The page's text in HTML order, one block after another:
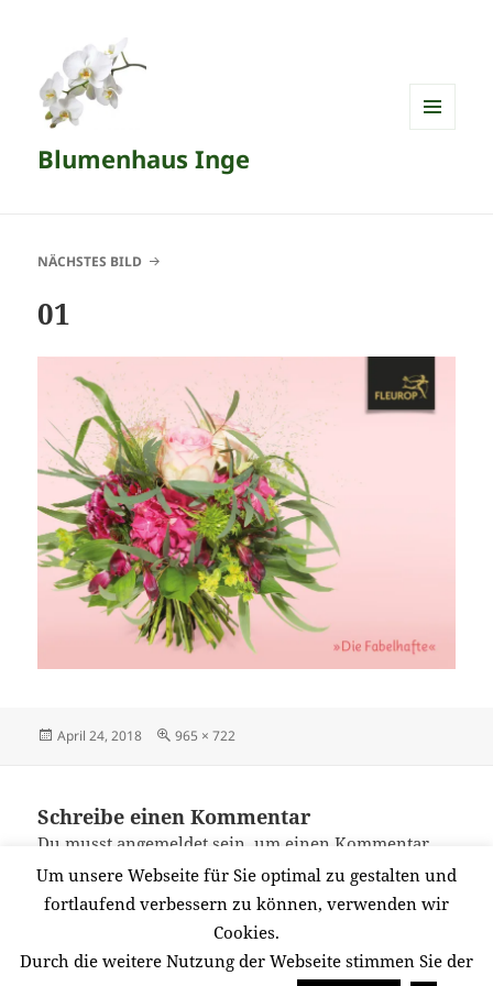
Blumenhaus Inge
NÄCHSTES BILD
01
Veröffentlicht
April 24, 2018 Originalgröße
965 × 722
Schreibe einen Kommentar
Du musst angemeldet sein, um einen Kommentar
abzugeben.
Beitragsnavigation
Um unsere Webseite für Sie optimal zu gestalten und
fortlaufend verbessern zu können, verwenden wir
Cookies.
Durch die weitere Nutzung der Webseite stimmen Sie der